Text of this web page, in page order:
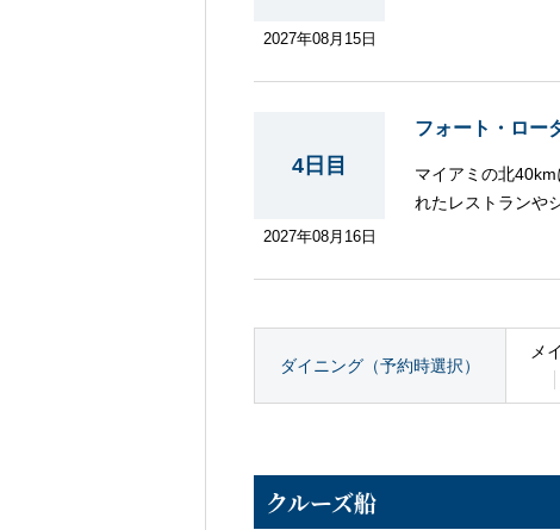
2027年08月15日
4日目
2027年08月16日
フォート・ロー
マイアミの北
れたレストランや
ダイニング（予約時選択）
メ
クルーズ船